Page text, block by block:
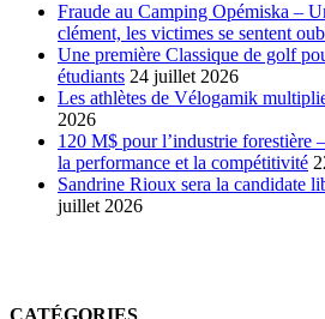
Fraude au Camping Opémiska –
clément, les victimes se sentent
Une première Classique de golf
étudiants 24 juillet 2026
Les athlètes de Vélogamik
2026
120 M$ pour l’industrie forestière
la performance et la compétitivité
Sandrine Rioux sera la candidate
juillet 2026